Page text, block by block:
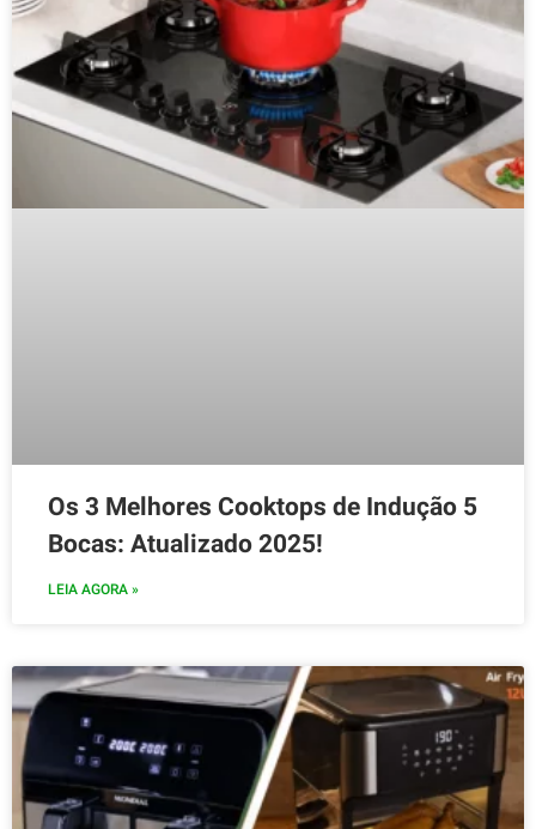
Os 3 Melhores Cooktops de Indução 5
Bocas: Atualizado 2025!
LEIA AGORA »